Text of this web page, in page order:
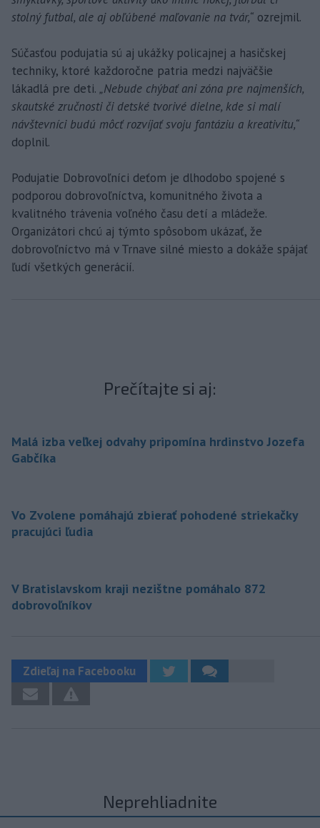
stolný futbal, ale aj obľúbené maľovanie na tvár,“ ozrejmil.
Súčasťou podujatia sú aj ukážky policajnej a hasičskej
techniky, ktoré každoročne patria medzi najväčšie
lákadlá pre deti. „Nebude chýbať ani zóna pre najmenších,
skautské zručnosti či detské tvorivé dielne, kde si malí
návštevníci budú môcť rozvíjať svoju fantáziu a kreativitu,“
doplnil.
Podujatie Dobrovoľníci deťom je dlhodobo spojené s
podporou dobrovoľníctva, komunitného života a
kvalitného trávenia voľného času detí a mládeže.
Organizátori chcú aj týmto spôsobom ukázať, že
dobrovoľníctvo má v Trnave silné miesto a dokáže spájať
ľudí všetkých generácií.
Prečítajte si aj:
Malá izba veľkej odvahy pripomína hrdinstvo Jozefa
Gabčíka
Vo Zvolene pomáhajú zbierať pohodené striekačky
pracujúci ľudia
V Bratislavskom kraji nezištne pomáhalo 872
dobrovoľníkov
Zdieľaj na Facebooku
Neprehliadnite